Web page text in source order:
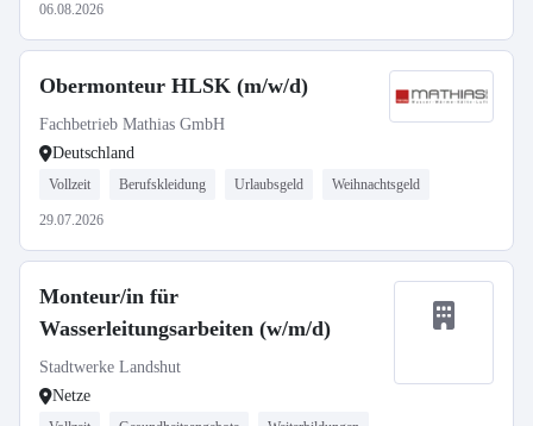
06.08.2026
Obermonteur HLSK (m/w/d)
Fachbetrieb Mathias GmbH
Deutschland
Vollzeit Berufskleidung Urlaubsgeld Weihnachtsgeld
29.07.2026
Monteur/in für
Wasserleitungsarbeiten (w/m/d)
Stadtwerke Landshut
Netze